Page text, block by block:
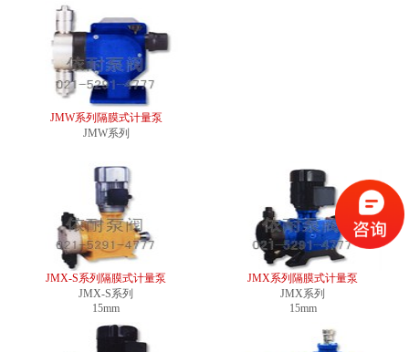
JMW系列隔膜式计量泵
JMW系列
JMX-S系列隔膜式计量泵
JMX-S系列
15mm
JMX系列隔膜式计量泵
JMX系列
15mm